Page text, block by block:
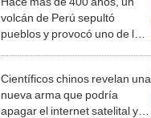
volcán de Perú sepultó
pueblos y provocó uno de los
Científicos chinos revelan una
nueva arma que podría
apagar el internet satelital y